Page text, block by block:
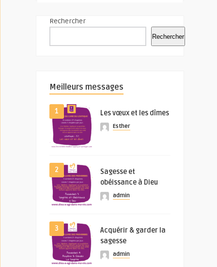
Rechercher
Rechercher
Meilleurs messages
1 Les vœux et les dîmes
Esther
2
Sagesse et
obéissance à Dieu
admin
3
Acquérir & garder la
sagesse
admin